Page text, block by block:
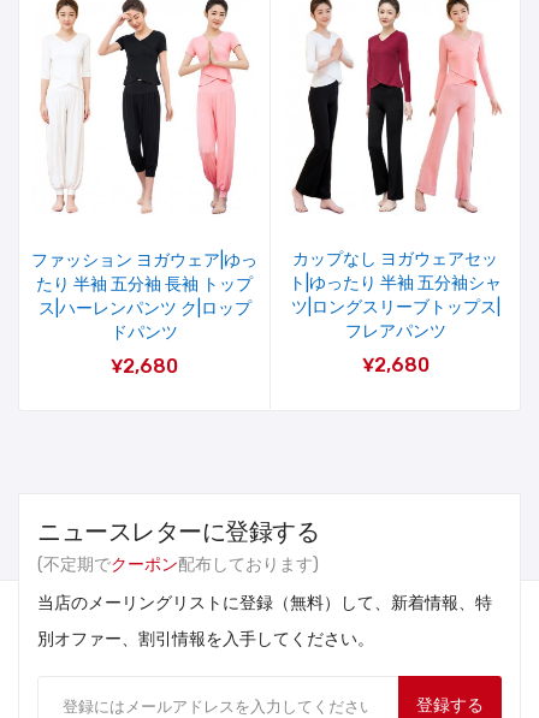
ファッション ヨガウェア|ゆっ
たり 半袖 五分袖 長袖 トップ
ス|ハーレンパンツ ク|ロップ
ドパンツ
¥2,680
カップなし ヨガウェアセッ
ト|ゆったり 半袖 五分袖シャ
ツ|ロングスリーブトップス|
フレアパンツ
¥2,680
ニュースレターに登録する
(不定期でクーポン配布しております)
当店のメーリングリストに登録（無料）して、新着情報、特
別オファー、割引情報を入手してください。
登録する